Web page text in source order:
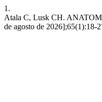
1.
Atala C, Lusk CH.
de agosto de 2026];65(1):18-